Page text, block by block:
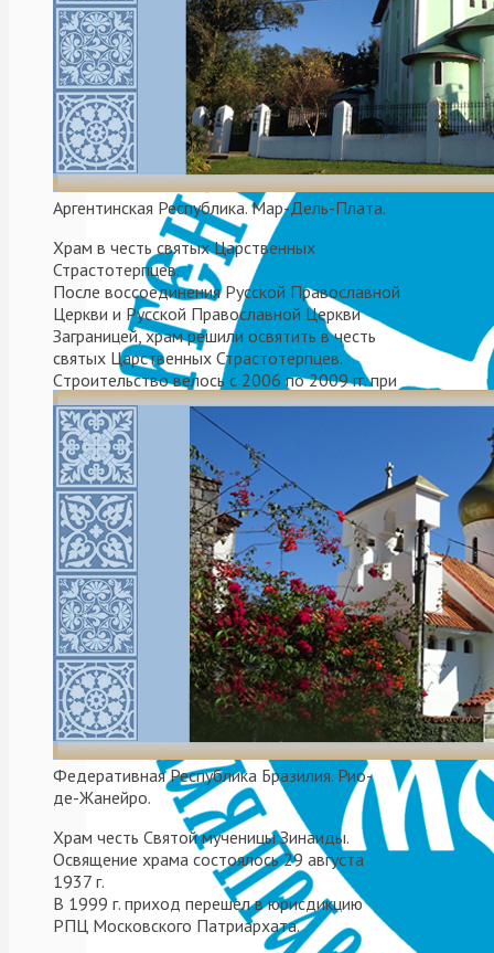
Аргентинская Республика. Мар-Дель-Плата.
Храм в честь святых Царственных
Страстотерпцев.
После воссоединения Русской Православной
Церкви и Русской Православной Церкви
Заграницей, храм решили освятить в честь
святых Царственных Страстотерпцев.
Cтроительствo велось с 2006 по 2009 гг. при
митрополите Платоне (Удовенко).
Федеративная Республика Бразилия. Рио-
де-Жанейро.
Храм честь Святой мученицы Зинаиды.
Освящение храма состоялось 29 августа
1937 г.
В 1999 г. приход перешел в юрисдикцию
РПЦ Московского Патриархата.
23.07.2017Não
categorizado,
Sin
categorizar,
Аргентина,
Без
рубрики,
Епархия,
Новости,
Общество
Праздники,
Церковь
Человек
El
domingo
16
de
julio
se
la
Santa
Liturgía
por
el
padre
Gerasim